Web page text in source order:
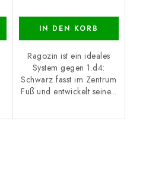
IN DEN KORB
Ragozin ist ein ideales
System gegen 1.d4:
Schwarz fasst im Zentrum
Fuß und entwickelt seine...